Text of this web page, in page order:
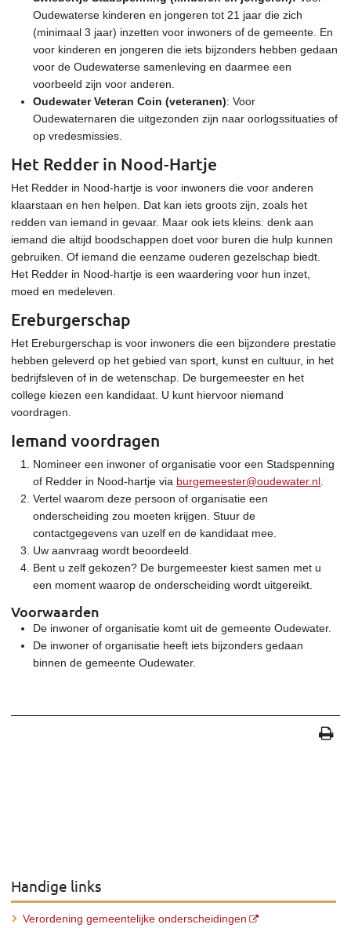
Oudewaterse kinderen en jongeren tot 21 jaar die zich
(minimaal 3 jaar) inzetten voor inwoners of de gemeente. En
voor kinderen en jongeren die iets bijzonders hebben gedaan
voor de Oudewaterse samenleving en daarmee een
voorbeeld zijn voor anderen.
Oudewater Veteran Coin (veteranen): Voor
Oudewaternaren die uitgezonden zijn naar oorlogssituaties of
op vredesmissies.
Het Redder in Nood-Hartje
Het Redder in Nood-hartje is voor inwoners die voor anderen
klaarstaan en hen helpen. Dat kan iets groots zijn, zoals het
redden van iemand in gevaar. Maar ook iets kleins: denk aan
iemand die altijd boodschappen doet voor buren die hulp kunnen
gebruiken. Of iemand die eenzame ouderen gezelschap biedt.
Het Redder in Nood-hartje is een waardering voor hun inzet,
moed en medeleven.
Ereburgerschap
Het Ereburgerschap is voor inwoners die een bijzondere prestatie
hebben geleverd op het gebied van sport, kunst en cultuur, in het
bedrijfsleven of in de wetenschap. De burgemeester en het
college kiezen een kandidaat. U kunt hiervoor niemand
voordragen.
Iemand voordragen
Nomineer een inwoner of organisatie voor een Stadspenning
of Redder in Nood-hartje via burgemeester@oudewater.nl.
Vertel waarom deze persoon of organisatie een
onderscheiding zou moeten krijgen. Stuur de
contactgegevens van uzelf en de kandidaat mee.
Uw aanvraag wordt beoordeeld.
Bent u zelf gekozen? De burgemeester kiest samen met u
een moment waarop de onderscheiding wordt uitgereikt.
Voorwaarden
De inwoner of organisatie komt uit de gemeente Oudewater.
De inwoner of organisatie heeft iets bijzonders gedaan
binnen de gemeente Oudewater.
Handige links
Verordening gemeentelijke onderscheidingen